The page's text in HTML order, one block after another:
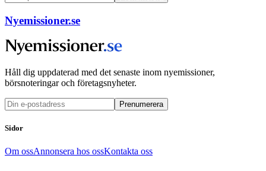
Nyemissioner.se
Håll dig uppdaterad med det senaste inom nyemissioner,
börsnoteringar och företagsnyheter.
Prenumerera
Sidor
Om ossAnnonsera hos ossKontakta oss